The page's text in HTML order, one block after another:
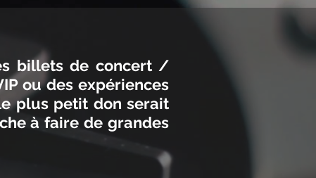
billets de concert /
ou des expériences
plus petit don serait
à faire de grandes